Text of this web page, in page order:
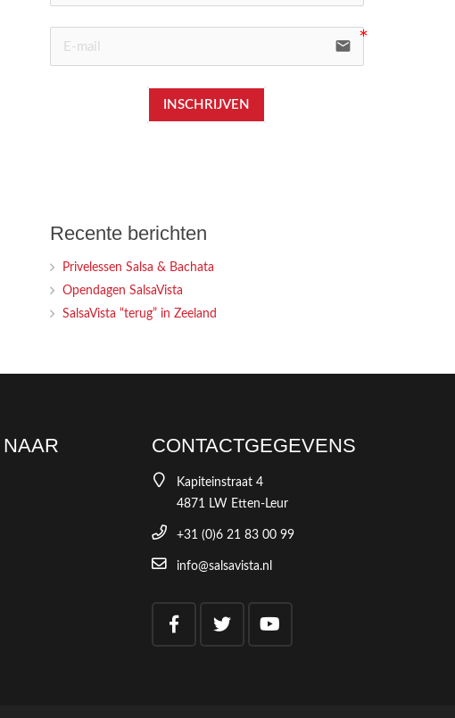
email
INSCHRIJVEN
Recente berichten
Privelessen Salsa & Bachata
Opendagen SalsaVista
SalsaVista “terug” in Zeeland
CONTACTGEGEVENS
Kapiteinstraat 4
4871 LW Etten-Leur
+31 (0)6 21 83 00 99
info@salsavista.nl